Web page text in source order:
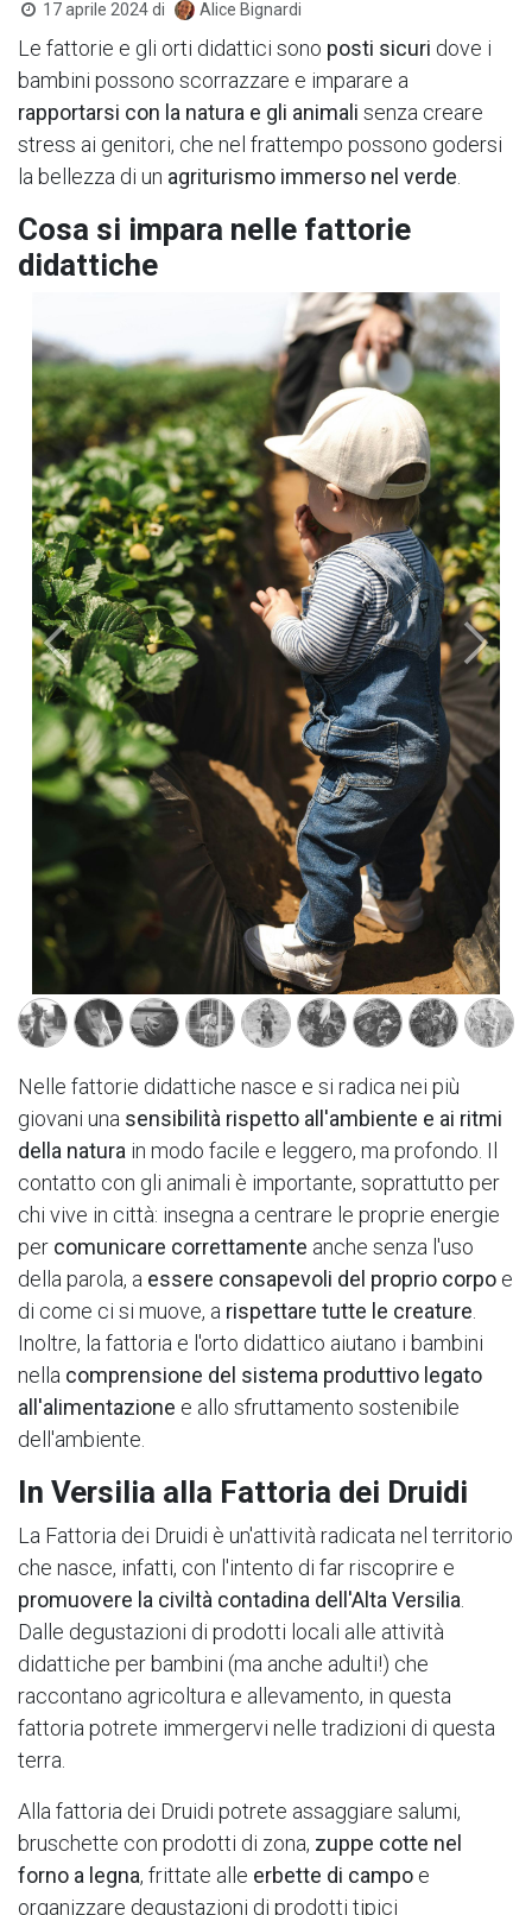
17 aprile 2024di Alice Bignardi
Le fattorie e gli orti didattici sono posti sicuri dove i
bambini possono scorrazzare e imparare a
rapportarsi con la natura e gli animali senza creare
stress ai genitori, che nel frattempo possono godersi
la bellezza di un agriturismo immerso nel verde
Cosa si impara nelle fattorie
didattiche
Precedente Succ
Nelle fattorie didattiche nasce e si radica nei più
giovani una sensibilità rispetto all'ambiente e ai ritmi
della natura in modo facile e leggero, ma profondo. Il
contatto con gli animali è importante, soprattutto per
chi vive in città: insegna a centrare le proprie energie
per comunicare correttamente anche senza l'uso
della parola, a essere consapevoli del proprio corpo e
di come ci si muove, a rispettare tutte le creature
Inoltre, la fattoria e l'orto didattico aiutano i bambini
nella comprensione del sistema produttivo legato
all'alimentazione e allo sfruttamento sostenibile
dell'ambiente.
In Versilia alla Fattoria dei Druidi
La Fattoria dei Druidi è un'attività radicata nel territorio
che nasce, infatti, con l'intento di far riscoprire e
promuovere la civiltà contadina dell'Alta Versilia
Dalle degustazioni di prodotti locali alle attività
didattiche per bambini (ma anche adulti!) che
raccontano agricoltura e allevamento, in questa
fattoria potrete immergervi nelle tradizioni di questa
terra.
Alla fattoria dei Druidi potrete assaggiare salumi,
bruschette con prodotti di zona, zuppe cotte nel
forno a legna, frittate alle erbette di campo e
organizzare degustazioni di prodotti tipici